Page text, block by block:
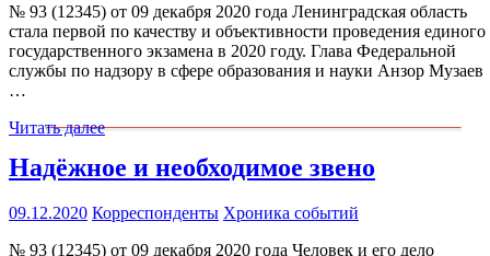
№ 93 (12345) от 09 декабря 2020 года Ленинградская область
стала первой по качеству и объективности проведения единого
государственного экзамена в 2020 году. Глава Федеральной
службы по надзору в сфере образования и науки Анзор Музаев
…
Читать далее
Надёжное и необходимое звено
09.12.2020 Корреспонденты Хроника событий
№ 93 (12345) от 09 декабря 2020 года Человек и его дело